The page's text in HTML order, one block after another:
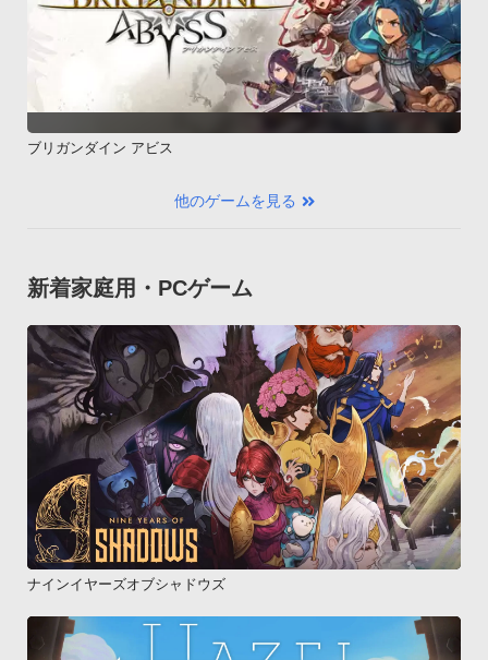
ブリガンダイン アビス
他のゲームを見る
新着家庭用・PCゲーム
ナインイヤーズオブシャドウズ